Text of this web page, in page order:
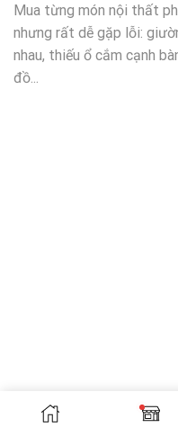
Mua từng món nội thất
nhưng rất dễ gặp lỗi:
nhau, thiếu ổ cắm cạnh
đồ...